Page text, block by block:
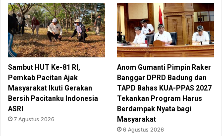
Sambut HUT Ke-81 RI,
Pemkab Pacitan Ajak
Masyarakat Ikuti Gerakan
Bersih Pacitanku Indonesia
ASRI
7 Agustus 2026
Anom Gumanti Pimpin Raker
Banggar DPRD Badung dan
TAPD Bahas KUA-PPAS 2027
Tekankan Program Harus
Berdampak Nyata bagi
Masyarakat
6 Agustus 2026